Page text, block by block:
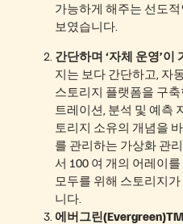
가능하게 해주는 선도
보였습니다.
간단하며 ‘자체 운영’이
지는 보다 간단하고, 자
스토리지 플랫폼을 구축
트레이션, 분석 및 예측
토리지 소유의 개념을
를 관리하는 가상화 관
서 100 여 개의 어레이
모두를 위해 스토리지
니다.
에버그린